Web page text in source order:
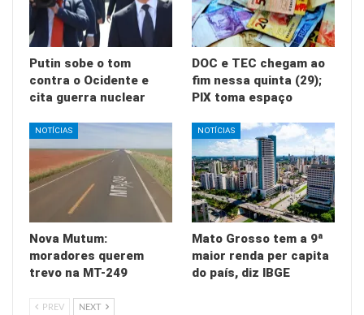
Putin sobe o tom
contra o Ocidente e
cita guerra nuclear
DOC e TEC chegam ao
fim nessa quinta (29);
PIX toma espaço
NOTÍCIAS
Nova Mutum:
moradores querem
trevo na MT-249
NOTÍCIAS
Mato Grosso tem a 9ª
maior renda per capita
do país, diz IBGE
PREV NEXT